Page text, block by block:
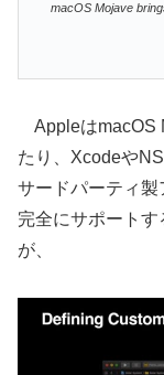
macOS Mojave
AppleはmacOS
たり、Xcodeや
サードパーティ
完全にサポート
が、